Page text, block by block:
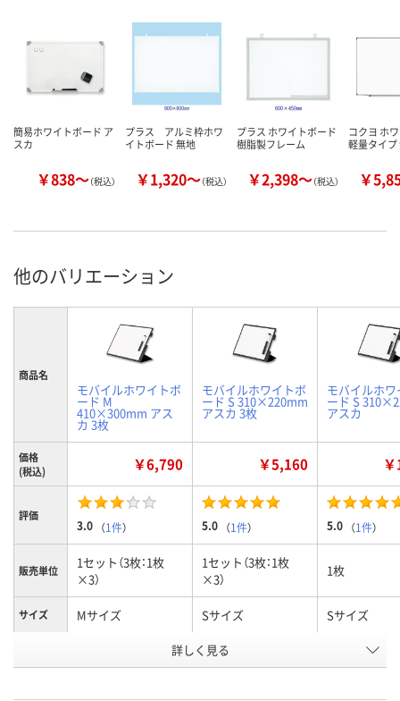
簡易ホワイトボード ア
スカ
￥838～（税込）
プラス アルミ枠ホワ
イトボード 無地
￥1,320～（税込）
プラス ホワイトボード
樹脂製フレーム
￥2,398～（税込）
コクヨ ホ
軽量タイプ
￥
他のバリエーション
商品名
モバイルホワイトボ
ード M
410×300mm アス
カ 3枚
モバイルホワイトボ
ード S 310×220mm
アスカ 3枚
モバイルホ
ード S
アスカ
価格
(税込)
￥6,790 ￥5,160
評価
3.0 （1件） 5.0 （1件） 5.0 （1件）
販売単位
1セット（3枚：1枚
×3）
1セット（3枚：1枚
×3）
1枚
サイズ Mサイズ Sサイズ Sサイズ
P683907 P678526
詳しく見る